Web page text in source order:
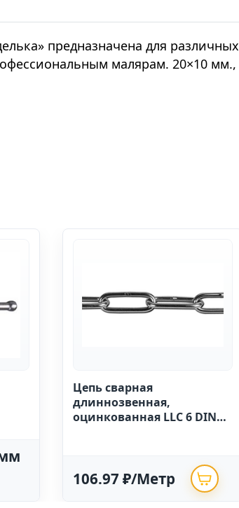
предназначена для различных
малярам. 20×10 мм.,
Цепь сварная
длиннозвенная,
оцинкованная LLC 6 DIN
106.97 ₽/Метр